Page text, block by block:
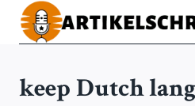
Doorgaan
naar
keep Dutch